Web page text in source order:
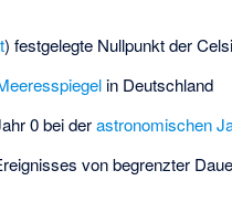
) festgelegte Nullpunkt der
in Deutschland
0 bei derastronomischen
von begrenzter